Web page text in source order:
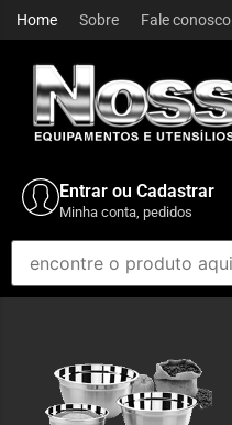
Home Sobre Fale conosco
Entrar ou Cadastrar
Minha conta, pedidos